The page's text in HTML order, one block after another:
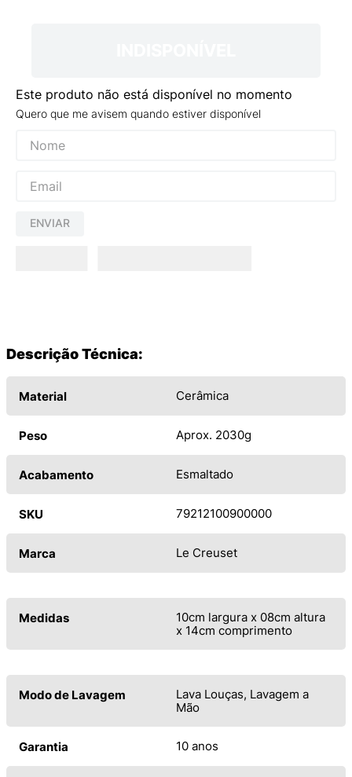
Este produto não está disponível no momento
Quero que me avisem quando estiver disponível
ENVIAR
Descrição Técnica:
Material Cerâmica
Peso Aprox. 2030g
Acabamento Esmaltado
SKU 79212100900000
Marca Le Creuset
Medidas
10cm largura x 08cm altura
x 14cm comprimento
Modo de Lavagem
Lava Louças, Lavagem a
Mão
Garantia 10 anos